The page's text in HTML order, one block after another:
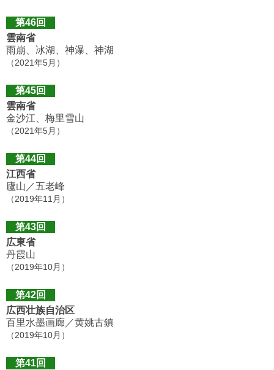
第46回
雲南省
雨崩、冰湖、神瀑、神湖
（2021年5月）
第45回
雲南省
金沙江、梅里雪山
（2021年5月）
第44回
江西省
廬山／五老峰
（2019年11月）
第43回
広東省
丹霞山
（2019年10月）
第42回
広西壮族自治区
百里水墨画廊／黄姚古鎮
（2019年10月）
第41回